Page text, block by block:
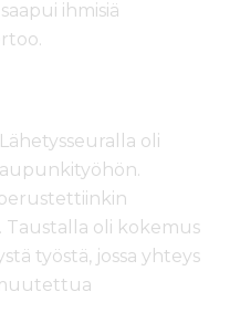
ihmisiä
oli
oli kokemus
työstä, jossa yhteys